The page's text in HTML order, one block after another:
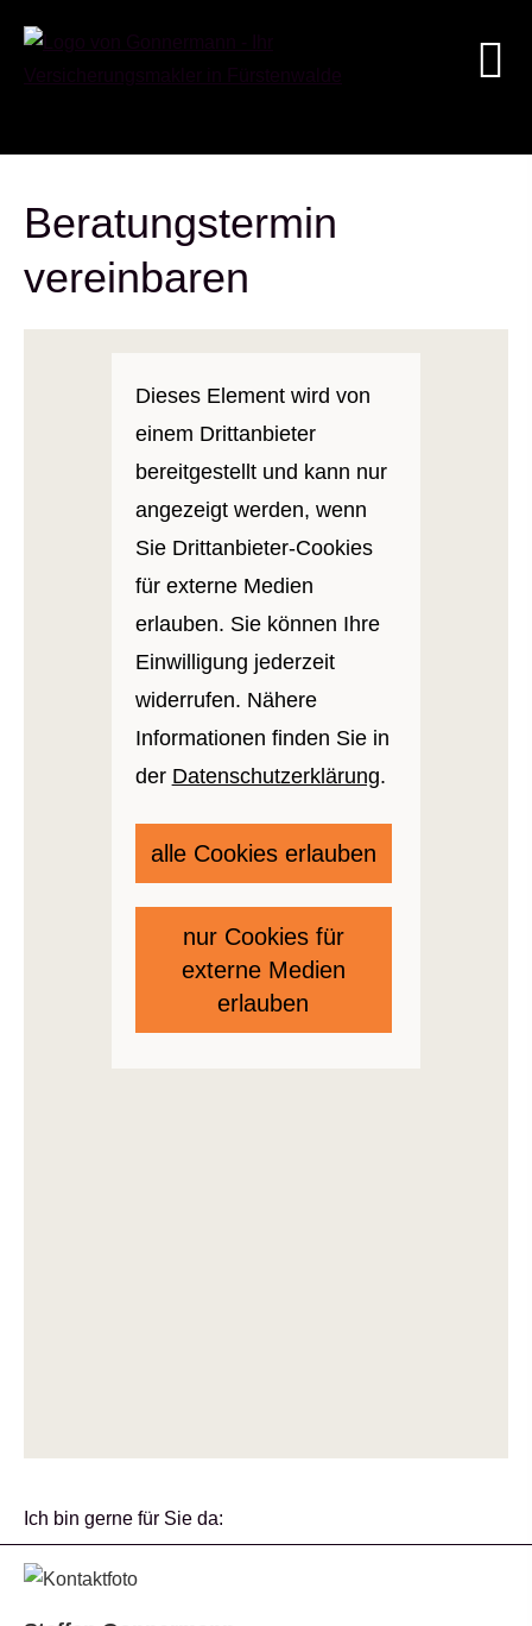
Beratungstermin
vereinbaren
Dieses Element wird von
einem Drittanbieter
bereitgestellt und kann nur
angezeigt werden, wenn
Sie Drittanbieter-Cookies
für externe Medien
erlauben. Sie können Ihre
Einwilligung jederzeit
widerrufen. Nähere
Informationen finden Sie in
der Datenschutzerklärung.
alle Cookies erlauben
nur Cookies für
externe Medien
erlauben
Ich bin gerne für Sie da: